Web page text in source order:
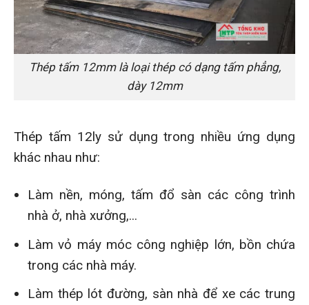
Thép tấm 12mm là loại thép có dạng tấm phẳng,
dày 12mm
Thép tấm 12ly sử dụng trong nhiều ứng dụng
khác nhau như:
Làm nền, móng, tấm đổ sàn các công trình
nhà ở, nhà xưởng,...
Làm vỏ máy móc công nghiệp lớn, bồn chứa
trong các nhà máy.
Làm thép lót đường, sàn nhà để xe các trung